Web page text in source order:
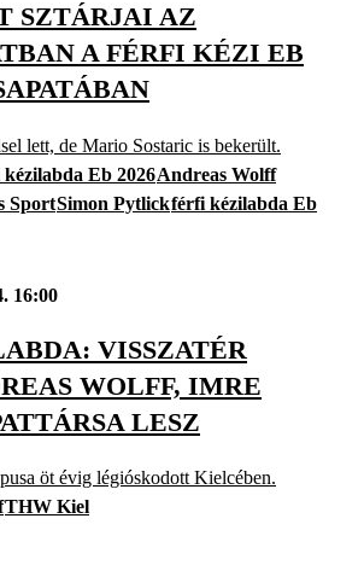
SZTÁRJAI AZ
A FÉRFI KÉZI EB
lett, de Mario Sostaric is bekerült.
Eb 2026Andreas Wolff
SportSimon Pytlickférfi kézilabda Eb
16:00
VISSZATÉR
WOLFF, IMRE
LESZ
öt évig légióskodott Kielcében.
THW Kiel